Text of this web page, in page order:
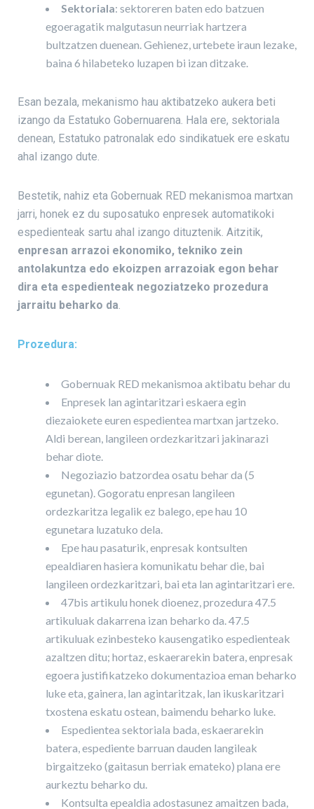
Sektoriala: sektoreren baten edo batzuen
egoeragatik malgutasun neurriak hartzera
bultzatzen duenean. Gehienez, urtebete iraun lezake,
baina 6 hilabeteko luzapen bi izan ditzake.
Esan bezala, mekanismo hau aktibatzeko aukera beti
izango da Estatuko Gobernuarena. Hala ere, sektoriala
denean, Estatuko patronalak edo sindikatuek ere eskatu
ahal izango dute.
Bestetik, nahiz eta Gobernuak RED mekanismoa martxan
jarri, honek ez du suposatuko enpresek automatikoki
espedienteak sartu ahal izango dituztenik. Aitzitik,
enpresan arrazoi ekonomiko, tekniko zein
antolakuntza edo ekoizpen arrazoiak egon behar
dira eta espedienteak negoziatzeko prozedura
jarraitu beharko da
Prozedura:
Gobernuak RED mekanismoa aktibatu behar du
Enpresek lan agintaritzari eskaera egin
diezaiokete euren espedientea martxan jartzeko.
Aldi berean, langileen ordezkaritzari jakinarazi
behar diote.
Negoziazio batzordea osatu behar da (5
egunetan). Gogoratu enpresan langileen
ordezkaritza legalik ez balego, epe hau 10
egunetara luzatuko dela.
Epe hau pasaturik, enpresak kontsulten
epealdiaren hasiera komunikatu behar die, bai
langileen ordezkaritzari, bai eta lan agintaritzari ere.
47bis artikulu honek dioenez, prozedura 47.5
artikuluak dakarrena izan beharko da. 47.5
artikuluak ezinbesteko kausengatiko espedienteak
azaltzen ditu; hortaz, eskaerarekin batera, enpresak
egoera justifikatzeko dokumentazioa eman beharko
luke eta, gainera, lan agintaritzak, lan ikuskaritzari
txostena eskatu ostean, baimendu beharko luke.
Espedientea sektoriala bada, eskaerarekin
batera, espediente barruan dauden langileak
birgaitzeko (gaitasun berriak emateko) plana ere
aurkeztu beharko du.
Kontsulta epealdia adostasunez amaitzen bada,